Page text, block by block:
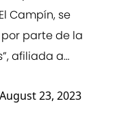
Campín, se
parte de la
afiliada a…
August 23, 2023